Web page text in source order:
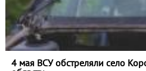
4 мая ВСУ обстреляли село